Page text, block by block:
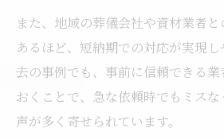
品質と納期を両立する袋袋生
短納期でも実現できる袋
品質と納期を両立する制
また、地域の葬儀会社や資材業者
あるほど、短納期での対応が実現
去の事例でも、事前に信頼できる
おくことで、急な依頼時でもミスな
声が多く寄せられています。